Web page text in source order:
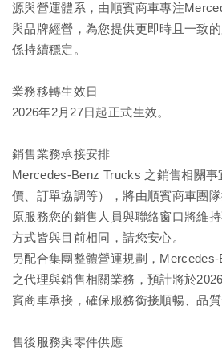
源與營運體系，由順賓商車專注
與品牌經營，為您提供更即時且一致
係持續穩定。
業務移轉生效日
2026年2月27日起正式生效。
銷售業務承接安排
Mercedes-Benz Trucks 之銷售相關
價、訂單協調等），將由順賓商車團隊
原服務您的銷售人員與聯絡窗口將維
方式皆與目前相同，請您安心。
另配合集團整體營運規劃，Mercedes-
之代理與銷售相關業務，預計將於
賓商車承接，確保服務銜接順暢、品質
售後服務與零件供應